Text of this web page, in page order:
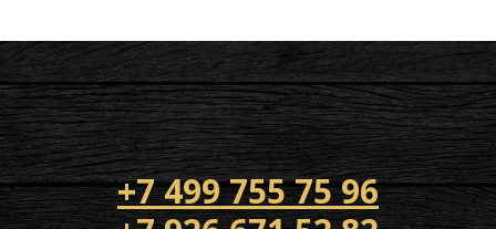
+7 499 755 75 96